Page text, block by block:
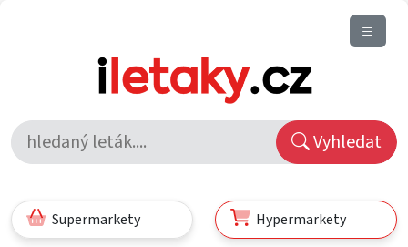
Vyhledat
Supermarkety Hypermarkety